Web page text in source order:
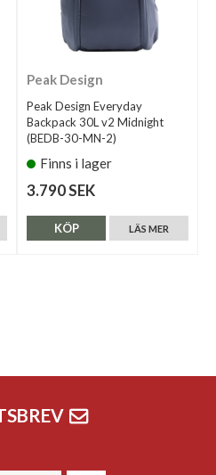
Peak Design
Peak Design Everyday
Backpack 30L v2 Midnight
(BEDB-30-MN-2)
Finns i lager
3.790 SEK
LÄS MER
KÖP